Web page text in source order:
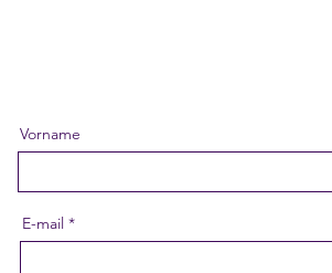
Vorname
E-mail